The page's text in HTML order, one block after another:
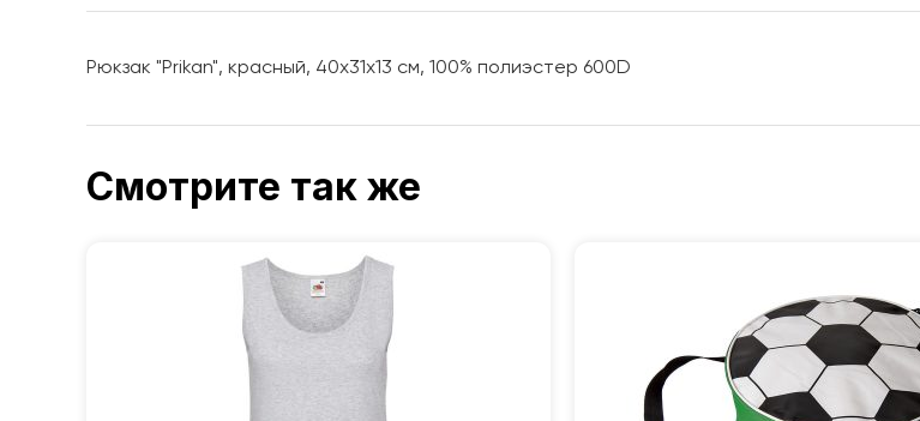
Рюкзак "Prikan", красный, 40x31x13 см, 100% полиэстер 600D
Смотрите так же